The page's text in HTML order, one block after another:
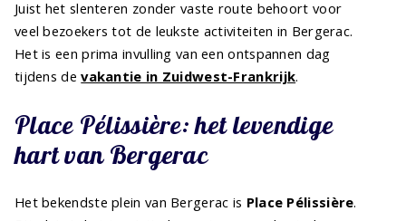
Juist het slenteren zonder vaste route behoort voor
veel bezoekers tot de leukste activiteiten in Bergerac.
Het is een prima invulling van een ontspannen dag
tijdens devakantie in Zuidwest-Frankrijk.
Place Pélissière: het levendige
hart van Bergerac
Het bekendste plein van Bergerac is Place Pélissière.